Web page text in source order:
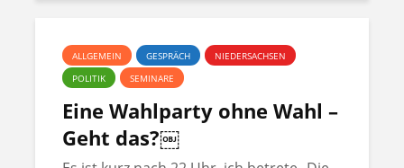
ALLGEMEIN GESPRÄCH
NIEDERSACHSEN
POLITIK
SEMINARE
Eine Wahlparty ohne Wahl –
Geht das?￼